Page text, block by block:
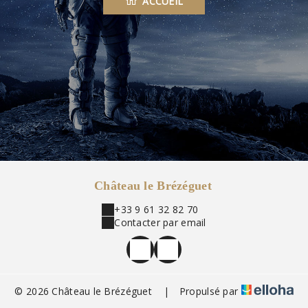
Château le Brézéguet
+33 9 61 32 82 70
Contacter par email
© 2026 Château le Brézéguet | Propulsé par